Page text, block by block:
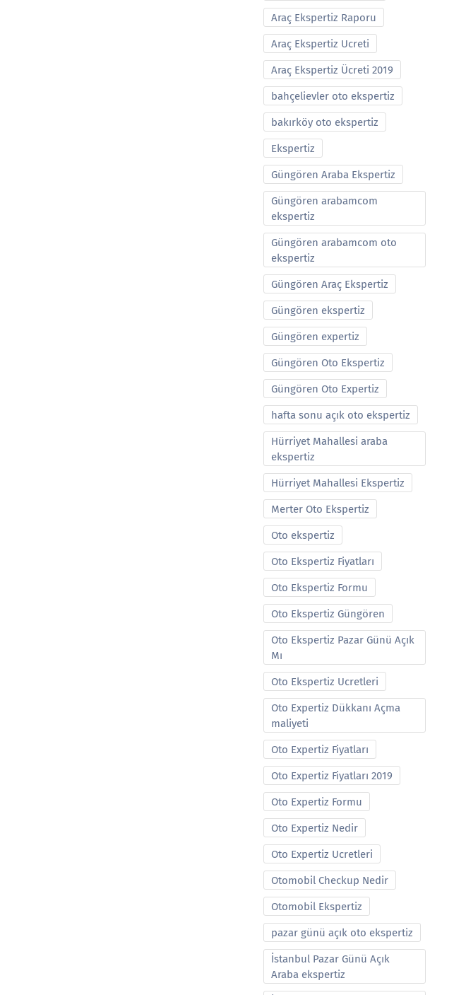
Araç Ekspertiz Raporu
Araç Ekspertiz Ucreti
Araç Ekspertiz Ücreti 2019
bahçelievler oto ekspertiz
bakırköy oto ekspertiz
Ekspertiz
Güngören Araba Ekspertiz
Güngören arabamcom
ekspertiz
Güngören arabamcom oto
ekspertiz
Güngören Araç Ekspertiz
Güngören ekspertiz
Güngören expertiz
Güngören Oto Ekspertiz
Güngören Oto Expertiz
hafta sonu açık oto ekspertiz
Hürriyet Mahallesi araba
ekspertiz
Hürriyet Mahallesi Ekspertiz
Merter Oto Ekspertiz
Oto ekspertiz
Oto Ekspertiz Fiyatları
Oto Ekspertiz Formu
Oto Ekspertiz Güngören
Oto Ekspertiz Pazar Günü Açık
Mı
Oto Ekspertiz Ucretleri
Oto Expertiz Dükkanı Açma
maliyeti
Oto Expertiz Fiyatları
Oto Expertiz Fiyatları 2019
Oto Expertiz Formu
Oto Expertiz Nedir
Oto Expertiz Ucretleri
Otomobil Checkup Nedir
Otomobil Ekspertiz
pazar günü açık oto ekspertiz
İstanbul Pazar Günü Açık
Araba ekspertiz